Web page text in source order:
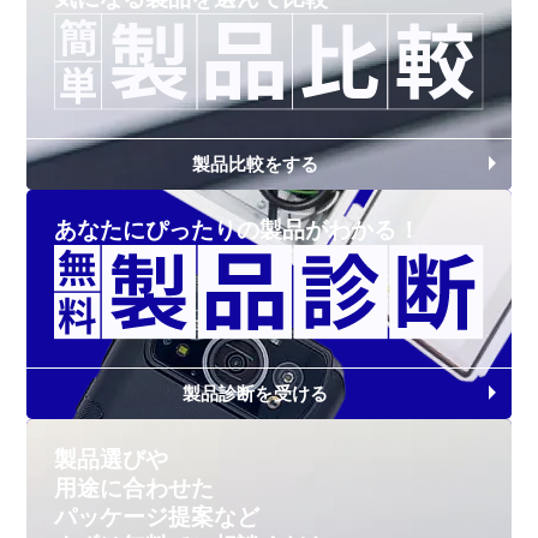
製品比較をする
あなたにぴったりの製品がわかる！
製品診断を受ける
製品選びや
用途に合わせた
パッケージ提案など